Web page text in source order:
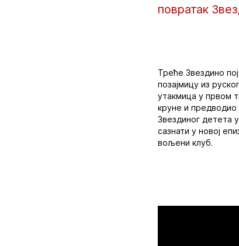
повратак
Треће Звездино
позајмицу из
утакмица у првом
круне и предводио
Звездиног детета
сазнати у новој
вољени клуб.